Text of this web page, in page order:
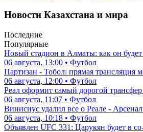
Новости Казахстана и мира
Последние
Популярные
Новый стадион в Алматы: как он будет
06 августа, 13:00 • Футбол
Партизан - Тобол: прямая трансляция
06 августа, 12:00 • Футбол
Реал оформит самый дорогой
06 августа, 11:07 • Футбол
Винисиус удалил все о Реале -
06 августа, 10:18 • Футбол
Объявлен UFC 331: Царукян будет в